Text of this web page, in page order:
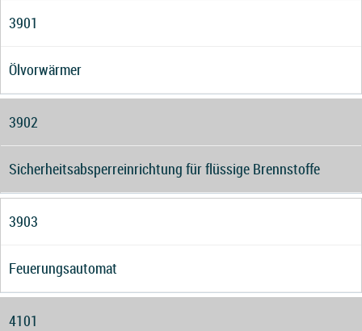
3901
Ölvorwärmer
3902
Sicherheitsabsperreinrichtung für flüssige Brennstoffe
3903
Feuerungsautomat
4101